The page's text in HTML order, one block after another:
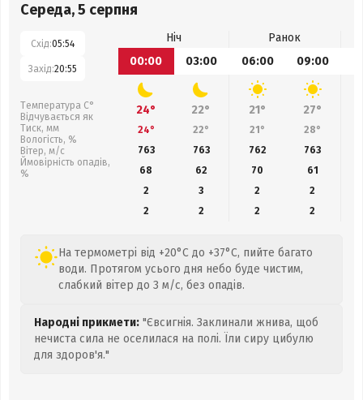
Середа, 5 серпня
Схід:05:54
Захід:20:55
Температура С°
Відчувається як
Тиск, мм
Вологість, %
Вітер, м/с
Ймовірність опадів,
%
Ніч
Ранок
00:00
03:00 06:00 09:00
24° 22° 21° 27°
24° 22° 21° 28°
763
763 762 763
68
62 70
61
2
3 2
2
2
2 2 2
На термометрі від +20°C до +37°C, пийте багато
води. Протягом усього дня небо буде чистим,
слабкий вітер до 3 м/с, без опадів.
Народні прикмети: "Євсигнія. Заклинали жнива, щоб
нечиста сила не оселилася на полі. Їли сиру цибулю
для здоров'я."